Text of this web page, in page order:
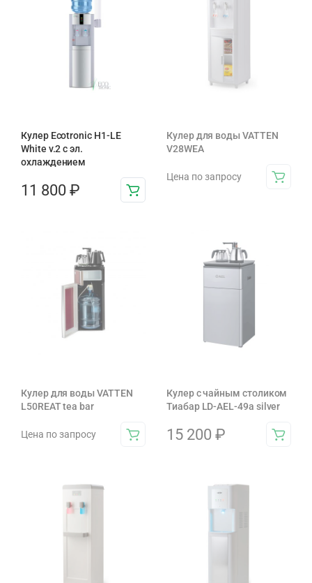
Кулер Ecotronic H1-LE
White v.2 с эл.
охлаждением
11 800 ₽
Кулер для воды VATTEN
V28WEA
Цена по запросу
Кулер для воды VATTEN
L50REAT tea bar
Цена по запросу
Кулер с чайным столиком
Тиабар LD-AEL-49a silver
15 200 ₽